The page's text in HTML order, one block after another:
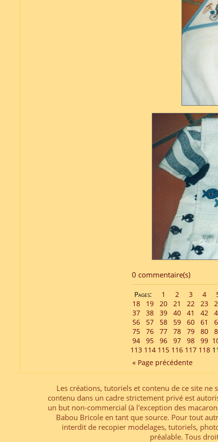
0 commentaire(s)
Pages: 1 2 3 4
18
19 20 21 22 23
37
38 39 40 41 42
56
57 58 59 60 61
75
76 77 78 79 80
94
95 96 97 98 99
113 114 115 116 117 118
« Page précédente
Les créations, tutoriels et contenu de ce site
contenu dans un cadre strictement privé est
un but non-commercial (à l'exception des
Babou Bricole en tant que source. Pour tout
interdit de recopier modelages, tutoriels,
préalable. Tous